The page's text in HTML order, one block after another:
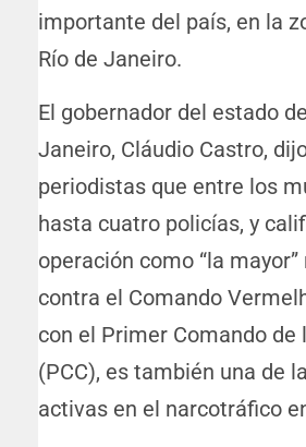
importante del país, en la
Río de Janeiro.
El gobernador del estado
Janeiro, Cláudio Castro,
periodistas que entre los
hasta cuatro policías, y
operación como “la
contra el Comando
con el Primer Comando de
(PCC), es también una de
activas en el narcotráfico